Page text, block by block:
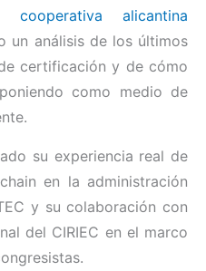
cooperativa alicantina
un análisis de los últimos
certificación y de cómo
como medio de
su experiencia real de
en la administración
y su colaboración con
del CIRIEC en el marco